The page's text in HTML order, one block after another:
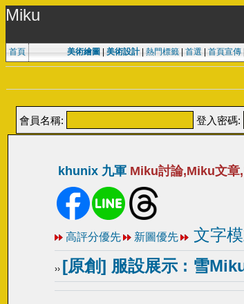
Miku
首頁 美術繪圖 美術設計| 熱門標籤| 首選 首頁宣傳|
會員名稱: 登入密碼:
khunix 九軍Miku討論,Miku文章
高評分優先 新圖優先 文字
›› [原創] 服設展示 : 雪